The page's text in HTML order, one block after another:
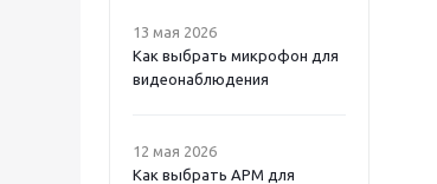
13 мая 2026
Как выбрать микрофон для
видеонаблюдения
12 мая 2026
Как выбрать APM для